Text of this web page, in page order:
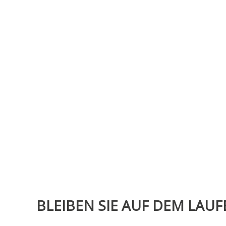
BLEIBEN SIE AUF DEM